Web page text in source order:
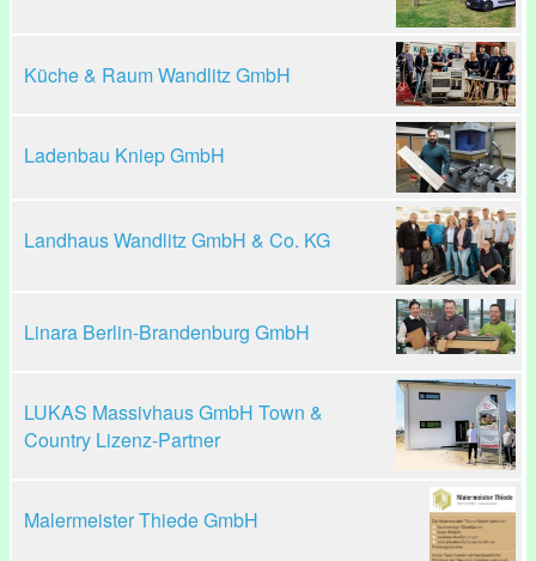
Küche & Raum Wandlitz GmbH
Ladenbau Kniep GmbH
Landhaus Wandlitz GmbH & Co. KG
Linara Berlin-Brandenburg GmbH
LUKAS Massivhaus GmbH Town &
Country Lizenz-Partner
Malermeister Thiede GmbH